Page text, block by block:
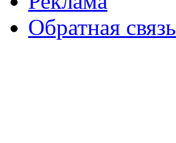
Обратная связь